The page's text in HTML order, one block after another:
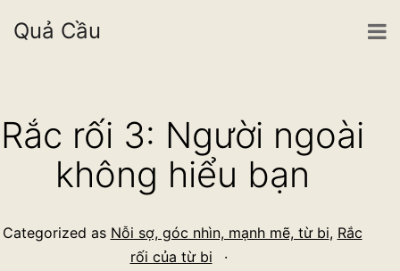
Quả Cầu
content
Rắc rối 3: Người ngoài
không hiểu bạn
Categorized as Nỗi sợ, góc nhìn, mạnh mẽ, từ bi, Rắc
rối của từ bi